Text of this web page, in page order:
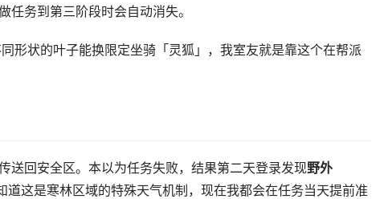
任务到第三阶段时会自动消失。
形状的叶子能换限定坐骑「灵狐」，我室友就是靠这个在帮派
送回安全区。本以为任务失败，结果第二天登录发现野外
道这是寒林区域的特殊天气机制，现在我都会在任务当天提前准